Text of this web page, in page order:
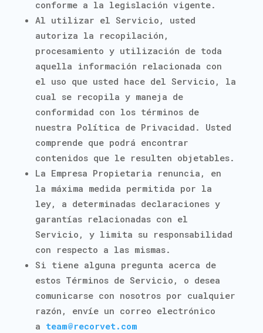
conforme a la legislación vigente.
Al utilizar el Servicio, usted
autoriza la recopilación,
procesamiento y utilización de toda
aquella información relacionada con
el uso que usted hace del Servicio, la
cual se recopila y maneja de
conformidad con los términos de
nuestra Política de Privacidad. Usted
comprende que podrá encontrar
contenidos que le resulten objetables.
La Empresa Propietaria renuncia, en
la máxima medida permitida por la
ley, a determinadas declaraciones y
garantías relacionadas con el
Servicio, y limita su responsabilidad
con respecto a las mismas.
Si tiene alguna pregunta acerca de
estos Términos de Servicio, o desea
comunicarse con nosotros por cualquier
razón, envíe un correo electrónico
a team@recorvet.com